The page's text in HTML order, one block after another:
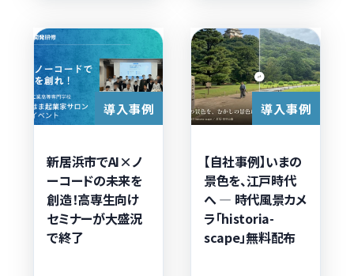
導入事例
新居浜市でAI×ノ
ーコードの未来を
創造！高専生向け
セミナーが大盛況
で終了
導入事例
【自社事例】いまの
景色を、江戸時代
へ ― 時代風景カメ
ラ「historia-
scape」無料配布